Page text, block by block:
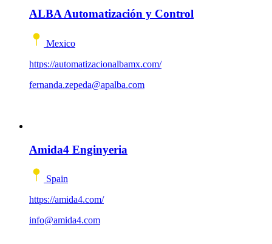
ALBA Automatización y Control
Mexico
https://automatizacionalbamx.com/
fernanda.zepeda@apalba.com
Amida4 Enginyeria
Spain
https://amida4.com/
info@amida4.com